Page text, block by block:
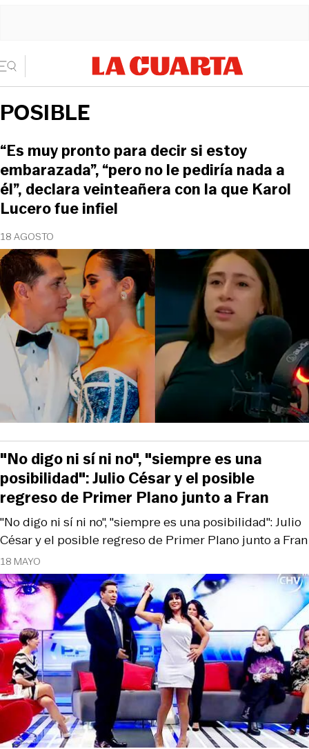
POSIBLE
18 AGOSTO
“Es muy pronto para decir si estoy
embarazada”, “pero no le pediría nada a
él”, declara veinteañera con la que Karol
Lucero fue infiel
18 MAYO
"No digo ni sí ni no", "siempre es una posibilidad": Julio
César y el posible regreso de Primer Plano junto a Fran
"No digo ni sí ni no", "siempre es una
posibilidad": Julio César y el posible
regreso de Primer Plano junto a Fran